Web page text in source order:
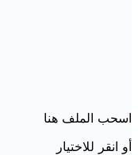
اسحب الملف هنا
أو انقر للاختيار